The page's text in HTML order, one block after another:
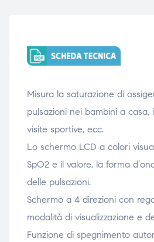
Misura la saturazione di
pulsazioni nei bambini a casa,
visite sportive, ecc.
Lo schermo LCD a colori
SpO2 e il valore, la forma
delle pulsazioni.
Schermo a 4 direzioni con
modalità di visualizzazione e
Funzione di spegnimento